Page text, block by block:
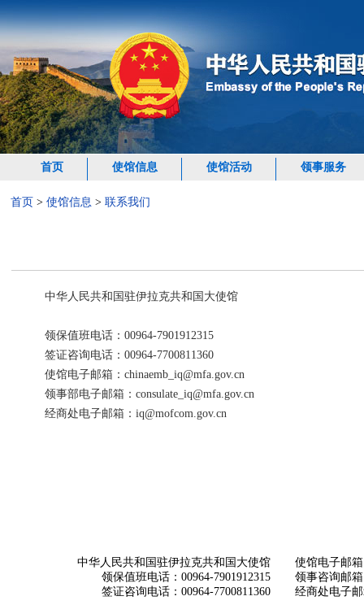
首页 使馆信息 使馆活动 领事服务
首页 >使馆信息 >联系我们
中华人民共和国驻伊拉克共和国大使馆
领保值班电话：00964-7901912315
签证咨询电话：00964-7700811360
使馆电子邮箱：chinaemb_iq@mfa.gov.cn
领事部电子邮箱：consulate_iq@mfa.gov.cn
经商处电子邮箱：iq@mofcom.gov.cn
中华人民共和国驻伊拉克共和国大使馆
领保值班电话：00964-7901912315
签证咨询电话：00964-7700811360
使馆电子邮箱
领事咨询邮箱
经商处电子